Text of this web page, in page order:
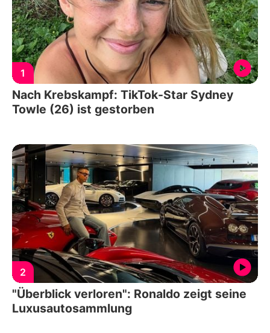
1
Nach Krebskampf: TikTok-Star Sydney
Towle (26) ist gestorben
2
"Überblick verloren": Ronaldo zeigt seine
Luxusautosammlung